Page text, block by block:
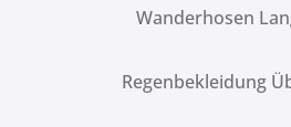
Wanderhosen
Regenbekleidung